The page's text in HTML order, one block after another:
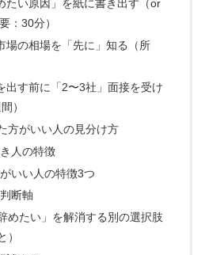
たい原因」を紙に書き出す（or
：30分）
場の相場を「先に」知る（所
出す前に「2〜3社」面接を受け
）
方がいい人の見分け方
人の特徴
いい人の特徴3つ
断軸
めたい」を解消する別の選択肢
）